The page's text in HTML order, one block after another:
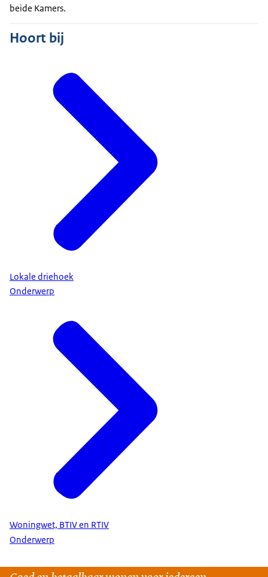
beide Kamers.
Hoort bij
Lokale driehoek
Onderwerp
Woningwet, BTIV en RTIV
Onderwerp